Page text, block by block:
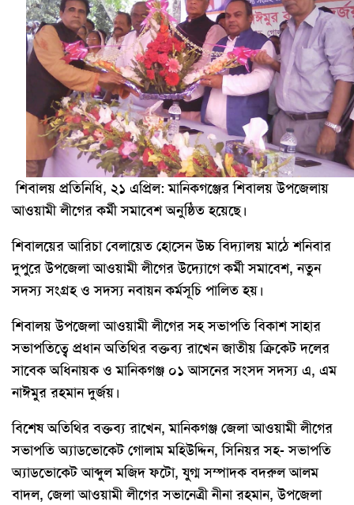
শিবালয় প্রতিনিধি, ২১ এপ্রিল: মানিকগঞ্জের শিবালয় উপজেলায়
আওয়ামী লীগের কর্মী সমাবেশ অনুষ্ঠিত হয়েছে।
শিবালয়ের আরিচা বেলায়েত হোসেন উচ্চ বিদ্যালয় মাঠে শনিবার
দুপুরে উপজেলা আওয়ামী লীগের উদ্যোগে কর্মী সমাবেশ, নতুন
সদস্য সংগ্রহ ও সদস্য নবায়ন কর্মসূচি পালিত হয়।
শিবালয় উপজেলা আওয়ামী লীগের সহ সভাপতি বিকাশ সাহার
সভাপতিত্বে প্রধান অতিথির বক্তব্য রাখেন জাতীয় ক্রিকেট দলের
সাবেক অধিনায়ক ও মানিকগঞ্জ ০১ আসনের সংসদ সদস্য এ, এম
নাঈমুর রহমান দুর্জয়।
বিশেষ অতিথির বক্তব্য রাখেন, মানিকগঞ্জ জেলা আওয়ামী লীগের
সভাপতি অ্যাডভোকেট গোলাম মহিউদ্দিন, সিনিয়র সহ- সভাপতি
অ্যাডভোকেট আব্দুল মজিদ ফটো, যুগ্ম সম্পাদক বদরুল আলম
বাদল, জেলা আওয়ামী লীগের সভানেত্রী নীনা রহমান, উপজেলা